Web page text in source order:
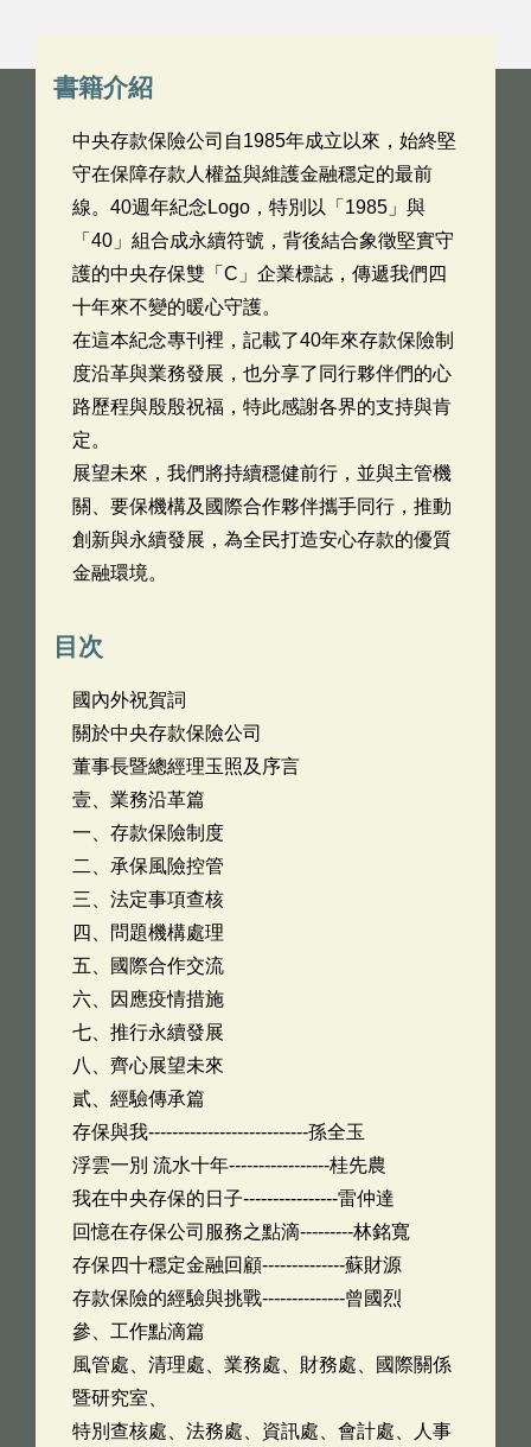
書籍介紹
中央存款保險公司自1985年成立以來，始終堅
守在保障存款人權益與維護金融穩定的最前
線。40週年紀念Logo，特別以「1985」與
「40」組合成永續符號，背後結合象徵堅實守
護的中央存保雙「C」企業標誌，傳遞我們四
十年來不變的暖心守護。
在這本紀念專刊裡，記載了40年來存款保險制
度沿革與業務發展，也分享了同行夥伴們的心
路歷程與殷殷祝福，特此感謝各界的支持與肯
定。
展望未來，我們將持續穩健前行，並與主管機
關、要保機構及國際合作夥伴攜手同行，推動
創新與永續發展，為全民打造安心存款的優質
金融環境。
目次
國內外祝賀詞
關於中央存款保險公司
董事長暨總經理玉照及序言
壹、業務沿革篇
一、存款保險制度
二、承保風險控管
三、法定事項查核
四、問題機構處理
五、國際合作交流
六、因應疫情措施
七、推行永續發展
八、齊心展望未來
貳、經驗傳承篇
存保與我---------------------------孫全玉
浮雲一別 流水十年-----------------桂先農
我在中央存保的日子----------------雷仲達
回憶在存保公司服務之點滴---------林銘寬
存保四十穩定金融回顧--------------蘇財源
存款保險的經驗與挑戰--------------曾國烈
參、工作點滴篇
風管處、清理處、業務處、財務處、國際關係
暨研究室、
特別查核處、法務處、資訊處、會計處、人事